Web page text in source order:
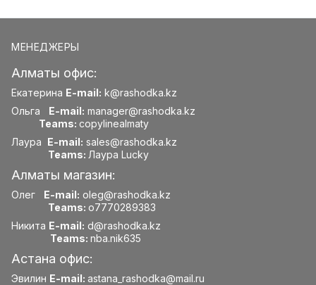
МЕНЕДЖЕРЫ
Алматы офис:
Екатерина E-mail: k@rashodka.kz
Ольга E-mail: manager@rashodka.kz
Teams: copylinealmaty
Лаура E-mail: sales@rashodka.kz
Teams: Лаура Lucky
Алматы магазин:
Олег E-mail: oleg@rashodka.kz
Teams: o7770289383
Никита E-mail: d@rashodka.kz
Teams: nba.nik635
Астана офис:
Эвилин E-mail: astana_rashodka@mail.ru